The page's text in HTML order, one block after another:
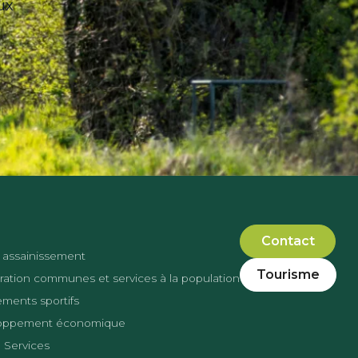
communes et services à la population
sportifs
économique
Services
Contact
Tourisme